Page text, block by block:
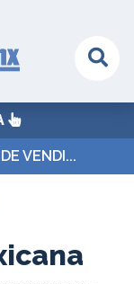
VENDI...